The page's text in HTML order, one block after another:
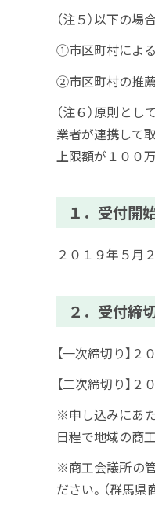
（注５）以下の
①市区町村によ
②市区町村の推
（注６）原則と
業者が連携して
上限額が１００
１．受付開
２０１９年５月２
２．受付締
【一次締切り】
【二次締切り】
※申し込みにあ
日程で地域の商
※商工会議所の
ださい。（群馬